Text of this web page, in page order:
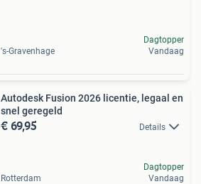
's-Gravenhage
Dagtopper
Vandaag
Autodesk Fusion 2026 licentie, legaal en
snel geregeld
€ 69,95 Details
Rotterdam
Dagtopper
Vandaag